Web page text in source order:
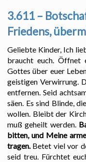
3.611 –
Friedens,
Geliebte Kinder, Ich
braucht euch. Öffnet
Gottes über euer
geistigen Verwirrung.
entfernen. Seid
säen. Es sind Blinde,
wollen. Bleibt der
muß geheilt werden.
bitten, und Meine
tragen. Betet viel vor
seid treu. Fürchtet